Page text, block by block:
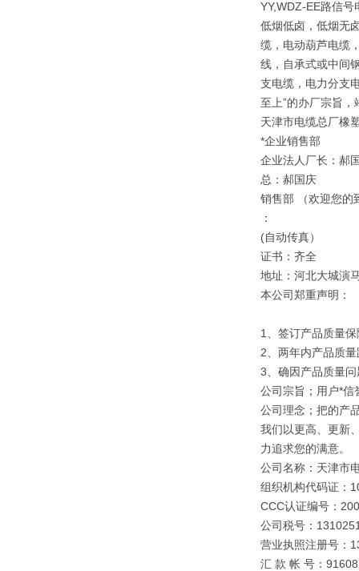
YY,WDZ-EE路信
低烟低卤，低烟无
缆，电动葫芦电缆
线，自承式或中间
支电缆，电力分支
至上”的办厂宗旨
天津市电缆总厂橡
*企业销售部
企业法人厂长：郝
总：郝国庆
销售部 （欢迎您的
：
(自动传真）
证书：齐全
地址：河北大城演
本公司郑重声明：
1、签订产品质量
2、两年内产品质
3、确因产品质量
公司宗旨；用户*信
公司理念；把的产
我们以更高、更新
力追求您的满意。
公司名称：天津市
组织机构代码证：
CCC认证编号：
公司税号：
营业执照注册号：
汇 款 帐 号：